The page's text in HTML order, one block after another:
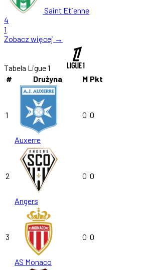
Saint Etienne
4
1
Zobacz więcej →
Tabela Ligue 1
#
Drużyna M Pkt
1
Auxerre
0 0
2
Angers
0 0
3
AS Monaco
0 0